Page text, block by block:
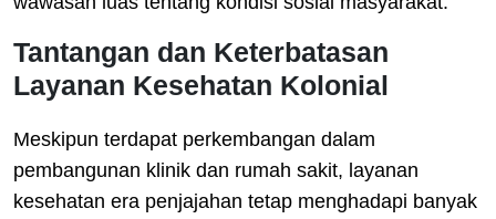
Tantangan dan Keterbatasan
Layanan Kesehatan Kolonial
Meskipun terdapat perkembangan dalam
pembangunan klinik dan rumah sakit, layanan
kesehatan era penjajahan tetap menghadapi banyak